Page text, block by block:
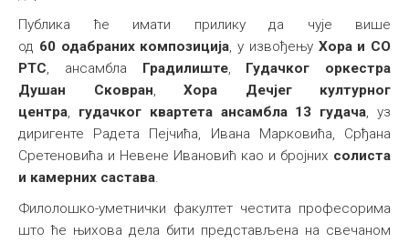
Публика ће имати прилику да чује више
од 60 одабраних композиција, у извођењу Хора и СО
РТС, ансамбла Градилиште, Гудачког оркестра
Душан Сковран, Хора Дечјег културног
центра, гудачког квартета ансамбла 13 гудача, уз
диригенте Радета Пејчића, Ивана Марковића, Срђана
Сретеновића и Невене Ивановић као и бројних солиста
и камерних састава.
Филолошко-уметнички факултет честита професорима
што ће њихова дела бити представљена на свечаном